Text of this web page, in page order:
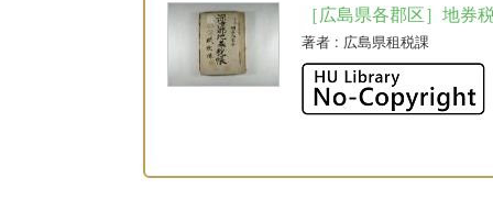
［広島県各郡区］地
著者 : 広島県租税課